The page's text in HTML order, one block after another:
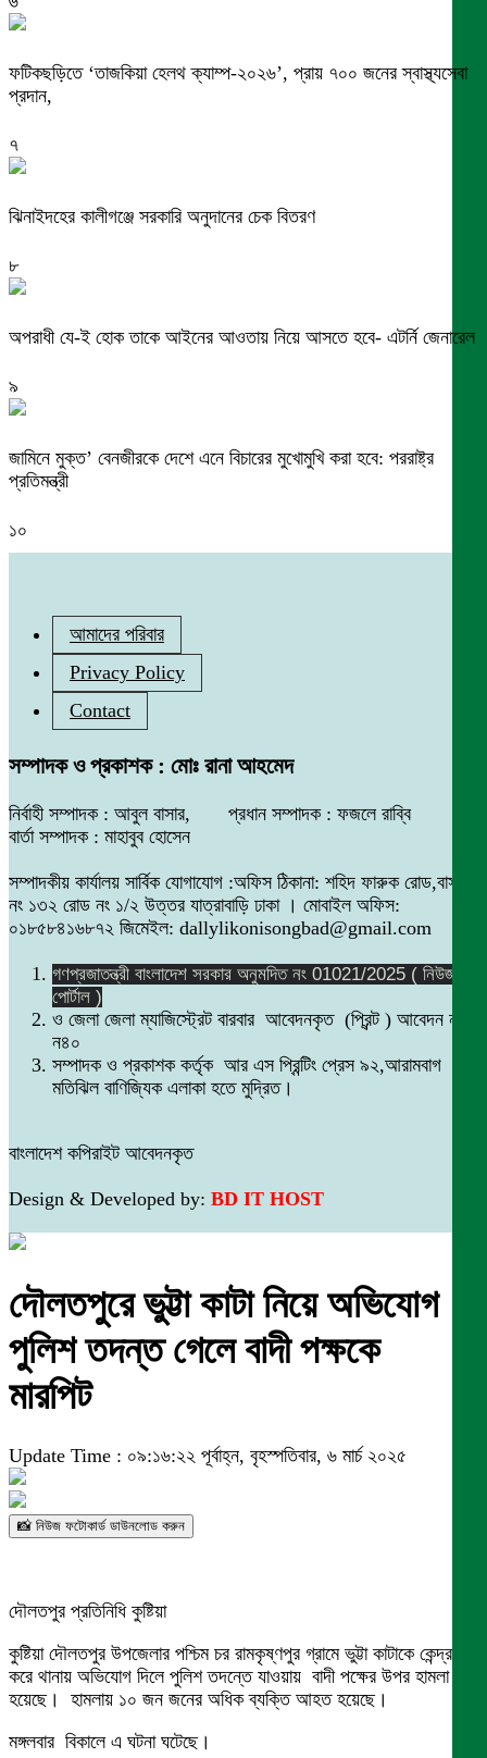
ফটিকছড়িতে ‘তাজকিয়া হেলথ ক্যাম্প-২০২৬’, প্রায় ৭০০ জনের স্বাস্থ্যসেবা
প্রদান,
৭
ঝিনাইদহের কালীগঞ্জে সরকারি অনুদানের চেক বিতরণ
৮
অপরাধী যে-ই হোক তাকে আইনের আওতায় নিয়ে আসতে হবে- এটর্নি জেনারেল
৯
জামিনে মুক্ত’ বেনজীরকে দেশে এনে বিচারের মুখোমুখি করা হবে: পররাষ্ট্র
প্রতিমন্ত্রী
১০
আমাদের পরিবার
Privacy Policy
Contact
সম্পাদক ও প্রকাশক : মোঃ রানা আহমেদ
নির্বাহী সম্পাদক : আবুল বাসার, প্রধান সম্পাদক : ফজলে রাব্বি
বার্তা সম্পাদক : মাহাবুব হোসেন
সম্পাদকীয় কার্যালয় সার্বিক যোগাযোগ :অফিস ঠিকানা: শহিদ ফারুক রোড,বাসা
নং ১৩২ রোড নং ১/২ উত্তর যাত্রাবাড়ি ঢাকা । মোবাইল অফিস:
০১৮৫৮৪১৬৮৭২ জিমেইল: dallylikonisongbad@gmail.com
গণপ্রজাতন্ত্রী বাংলাদেশ সরকার অনুমদিত নং 01021/2025 ( নিউজ
পোর্টাল )
ও জেলা জেলা ম্যাজিস্ট্রেট বারবার আবেদনকৃত (প্রিন্ট ) আবেদন নং
ন৪০
সম্পাদক ও প্রকাশক কর্তৃক আর এস প্রিন্টিং প্রেস ৯২,আরামবাগ
মতিঝিল বাণিজ্যিক এলাকা হতে মুদ্রিত।
বাংলাদেশ কপিরাইট আবেদনকৃত
Design & Developed by: BD IT HOST
দৌলতপুরে ভুট্টা কাটা নিয়ে অভিযোগ
পুলিশ তদন্ত গেলে বাদী পক্ষকে
মারপিট
Update Time : ০৯:১৬:২২ পূর্বাহ্ন, বৃহস্পতিবার, ৬ মার্চ ২০২৫
📸 নিউজ ফটোকার্ড ডাউনলোড করুন
দৌলতপুর প্রতিনিধি কুষ্টিয়া
কুষ্টিয়া দৌলতপুর উপজেলার পশ্চিম চর রামকৃষ্ণপুর গ্রামে ভুট্টা কাটাকে কেন্দ্র
করে থানায় অভিযোগ দিলে পুলিশ তদন্তে যাওয়ায় বাদী পক্ষের উপর হামলা
হয়েছে। হামলায় ১০ জন জনের অধিক ব্যক্তি আহত হয়েছে।
মঙ্গলবার বিকালে এ ঘটনা ঘটেছে।